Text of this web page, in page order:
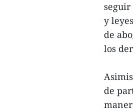
y
de
los
de